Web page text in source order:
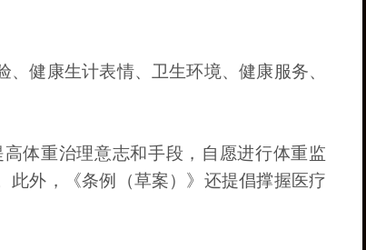
健康生计表情、卫生环境、健康服务、
体重治理意志和手段，自愿进行体重监
此外，《条例（草案）》还提倡撑握医疗